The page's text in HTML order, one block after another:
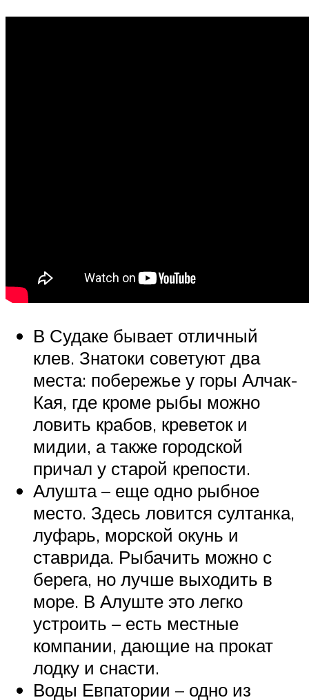
В Судаке бывает отличный
клев. Знатоки советуют два
места: побережье у горы Алчак-
Кая, где кроме рыбы можно
ловить крабов, креветок и
мидии, а также городской
причал у старой крепости.
Алушта – еще одно рыбное
место. Здесь ловится султанка,
луфарь, морской окунь и
ставрида. Рыбачить можно с
берега, но лучше выходить в
море. В Алуште это легко
устроить – есть местные
компании, дающие на прокат
лодку и снасти.
Воды Евпатории – одно из